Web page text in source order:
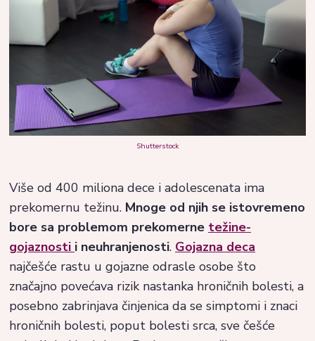
Shutterstock
Više od 400 miliona dece i adolescenata ima
prekomernu težinu. Mnoge od njih se istovremeno
bore sa problemom prekomerne težine-
gojaznosti i neuhranjenosti. Gojazna deca
najčešće rastu u gojazne odrasle osobe što
značajno povećava rizik nastanka hroničnih bolesti, a
posebno zabrinjava činjenica da se simptomi i znaci
hroničnih bolesti, poput bolesti srca, sve češće